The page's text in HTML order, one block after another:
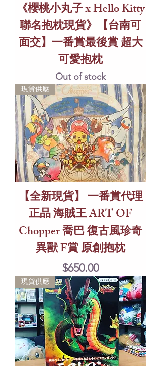
《櫻桃小丸子 x Hello Kitty
聯名抱枕現貨》【台南可
面交】一番賞最後賞 超大
可愛抱枕
Out of stock
現貨供應
【全新現貨】 一番賞代理
正品 海賊王 ART OF
Chopper 喬巴 復古風珍奇
異獸 F賞 原創抱枕
Price
$650.00
現貨供應